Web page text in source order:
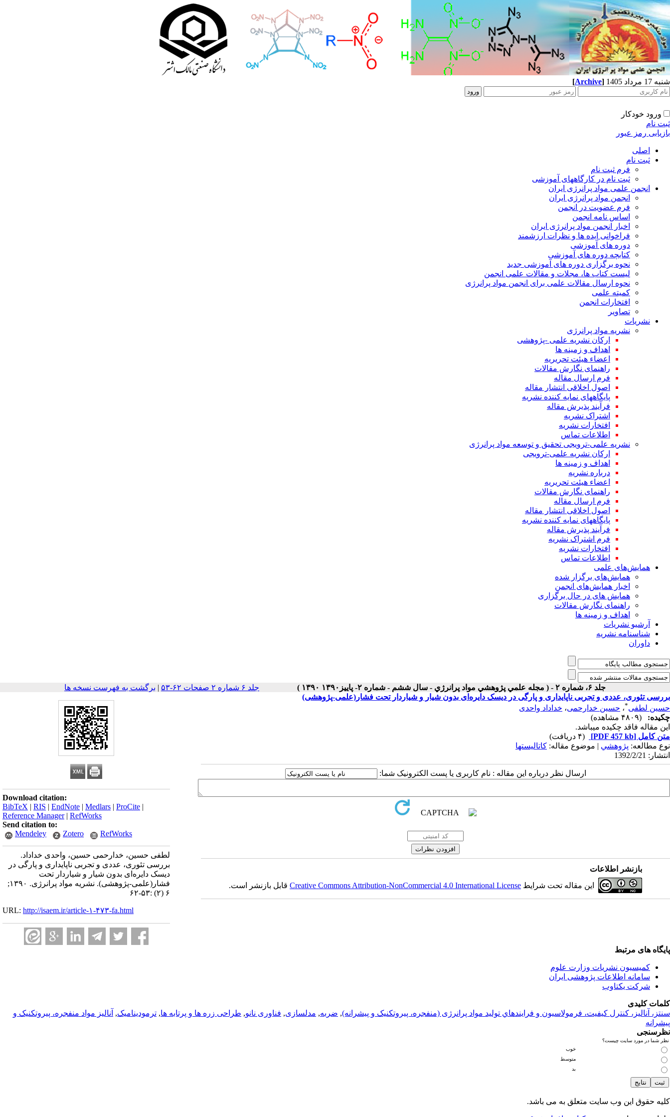
شنبه 17 مرداد 1405 [Archive]
ورود خودکار
ثبت نام
بازیابی رمز عبور
اصلی
ثبت نام
فرم ثبت نام
ثبت نام در کارگاههای آموزشی
انجمن علمی مواد پرانرژی ایران
انجمن مواد پرانرژی ایران
فرم عضویت در انجمن
اساس نامه انجمن
اخبار انجمن مواد پرانرژی ایران
فراخوانی ایده ها و نظرات ارزشمند
دوره های آموزشی
کتابچه دوره های آموزشی
نحوه برگزاری دوره های آموزشی جدید
لیست کتاب ها، مجلات و مقالات علمی انجمن
نحوه ارسال مقالات علمی برای انجمن مواد پرانرژی
کمیته علمی
افتخارات انجمن
تصاویر
نشریات
نشریه مواد پرانرژی
ارکان نشریه علمی -پژوهشی
اهداف و زمینه ها
اعضاء هیئت تحریریه
راهنمای نگارش مقالات
فرم ارسال مقاله
اصول اخلاقی انتشار مقاله
پایگاههای نمایه کننده نشریه
فرآیند پذیرش مقاله
اشتراک نشریه
افتخارات نشریه
اطلاعات تماس
نشریه علمی-ترویجی تحقیق و توسعه مواد پرانرژی
ارکان نشریه علمی-ترویجی
اهداف و زمینه ها
درباره نشریه
اعضاء هیئت تحریریه
راهنمای نگارش مقالات
فرم ارسال مقاله
اصول اخلاقی انتشار مقاله
پایگاههای نمایه کننده نشریه
فرآیند پذیرش مقاله
فرم اشتراک نشریه
افتخارات نشریه
اطلاعات تماس
همایش‌های علمی
همایش‌های برگزار شده
اخبار همایش‌های انجمن
همایش های در حال برگزاری
راهنمای نگارش مقالات
اهداف و زمینه ها
آرشیو نشریات
شناسنامه نشریه
داوران
جلد ۶، شماره ۲ - ( مجله علمي پژوهشي مواد پرانرژي - سال ششم - شماره ۲- پاييز۱۳۹۰ ۱۳۹۰ ) جلد ۶ شماره ۲ صفحات ۶۲-۵۳ | برگشت به فهرست نسخه ها
Download citation:
BibTeX | RIS | EndNote | Medlars | ProCite |
Reference Manager| RefWorks
Send citation to:
Mendeley
Zotero RefWorks
لطفی حسین، خدارحمی حسین، واحدی خداداد.
بررسی تئوری، عددی و تجربی ناپایداری و پارگی در
دیسک دایره‌ای بدون شیار و شیاردار تحت
فشار(علمی-پژوهشی). نشریه مواد پرانرژی. ۱۳۹۰;
۶ (۲) :۵۳-۶۲
URL: http://isaem.ir/article-۱-۴۷۳-fa.html
بررسی تئوری، عددی و تجربی ناپایداری و پارگی در دیسک دایره‌ای بدون شیار و شیاردار تحت فشار(علمی-پژوهشی)
حسین لطفی*، حسین خدارحمی، خداداد واحدی
چکیده:
(۴۸۰۹ مشاهده)
این مقاله فاقد چکیده می​باشد.
متن کامل [PDF 457 kb]
(۴ دریافت)
نوع مطالعه: پژوهشي | موضوع مقاله: کاتالیستها
انتشار: 1392/2/21
ارسال نظر درباره این مقاله : نام کاربری یا پست الکترونیک شما:
بازنشر اطلاعات
این مقاله تحت شرایط Creative Commons Attribution-NonCommercial 4.0 International Licenseقابل بازنشر است.
پایگاه های مرتبط
کمیسیون نشریات وزارت علوم
سامانه اطلاعات پژوهشی ایران
شرکت یکتاوب
کلمات کلیدی
سنتز، آناليز، کنترل کيفيت، فرمولاسيون و فرايندهاي توليد مواد پرانرژی (منفجره، پيروتکنيک و پيشرانه), ضربه, مدلسازی, فناوری نانو, طراحی زره ها و پرتابه ها, ترمودینامیک, آناليز مواد منفجره، پیروتکنیک و
پیشرانه
نظرسنجی
نظر شما در مورد سایت چیست؟
خوب
متوسط
بد
کلیه حقوق این وب سایت متعلق به می باشد.